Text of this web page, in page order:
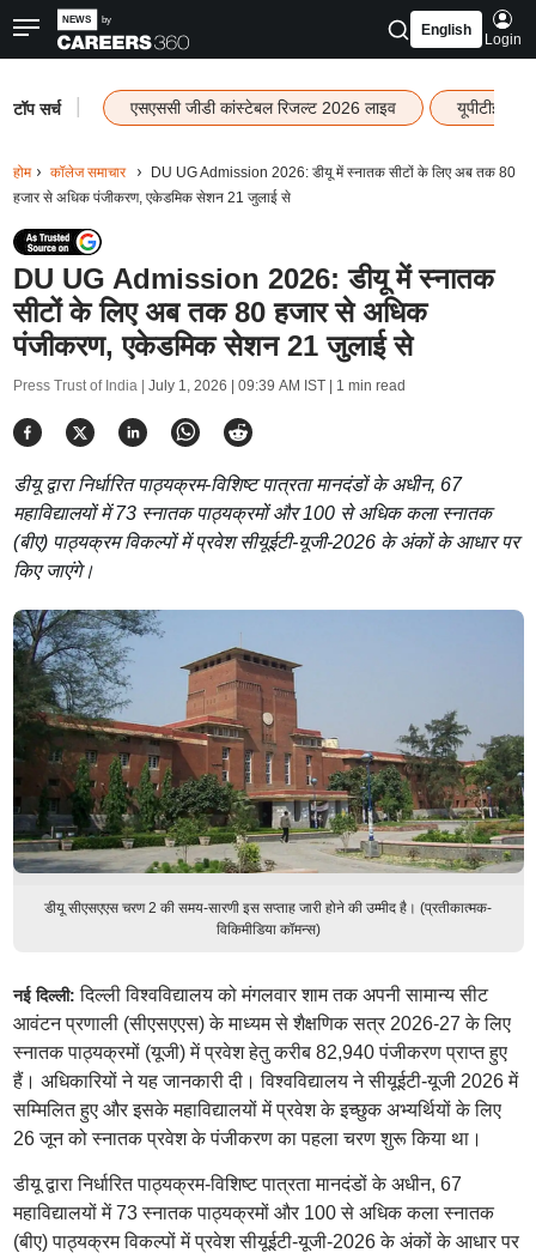
English
Login
टॉप सर्च एसएससी जीडी कांस्टेबल रिजल्ट 2026 लाइव यूपीटीईटी
होम कॉलेज समाचार
DU UG Admission 2026: डीयू में स्नातक सीटों के लिए अब तक 80
हजार से अधिक पंजीकरण, एकेडमिक सेशन 21 जुलाई से
DU UG Admission 2026: डीयू में स्नातक
सीटों के लिए अब तक 80 हजार से अधिक
पंजीकरण, एकेडमिक सेशन 21 जुलाई से
Press Trust of India | July 1, 2026 | 09:39 AM IST| 1 min read
डीयू द्वारा निर्धारित पाठ्यक्रम-विशिष्ट पात्रता मानदंडों के अधीन, 67
महाविद्यालयों में 73 स्नातक पाठ्यक्रमों और 100 से अधिक कला स्नातक
(बीए) पाठ्यक्रम विकल्पों में प्रवेश सीयूईटी-यूजी-2026 के अंकों के आधार पर
किए जाएंगे।
डीयू सीएसएएस चरण 2 की समय-सारणी इस सप्ताह जारी होने की उम्मीद है। (प्रतीकात्मक-
विकिमीडिया कॉमन्स)
नई दिल्ली:दिल्ली विश्वविद्यालय को मंगलवार शाम तक अपनी सामान्य सीट
आवंटन प्रणाली (सीएसएएस) के माध्यम से शैक्षणिक सत्र 2026-27 के लिए
स्नातक पाठ्यक्रमों (यूजी) में प्रवेश हेतु करीब 82,940 पंजीकरण प्राप्त हुए
हैं। अधिकारियों ने यह जानकारी दी। विश्वविद्यालय ने सीयूईटी-यूजी 2026 में
सम्मिलित हुए और इसके महाविद्यालयों में प्रवेश के इच्छुक अभ्यर्थियों के लिए
26 जून को स्नातक प्रवेश के पंजीकरण का पहला चरण शुरू किया था।
डीयू द्वारा निर्धारित पाठ्यक्रम-विशिष्ट पात्रता मानदंडों के अधीन, 67
महाविद्यालयों में 73 स्नातक पाठ्यक्रमों और 100 से अधिक कला स्नातक
(बीए) पाठ्यक्रम विकल्पों में प्रवेश सीयूईटी-यूजी-2026 के अंकों के आधार पर